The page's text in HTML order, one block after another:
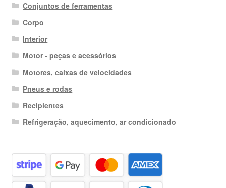
Conjuntos de ferramentas
Corpo
Interior
Motor - peças e acessórios
Motores, caixas de velocidades
Pneus e rodas
Recipientes
Refrigeração, aquecimento, ar condicionado